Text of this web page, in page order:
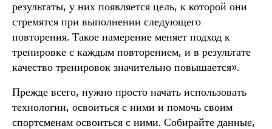
результаты, у них появляется цель, к которой они
стремятся при выполнении следующего
повторения. Такое намерение меняет подход к
тренировке с каждым повторением, и в результате
качество тренировок значительно повышается».
Прежде всего, нужно просто начать использовать
технологии, освоиться с ними и помочь своим
спортсменам освоиться с ними. Собирайте данные,